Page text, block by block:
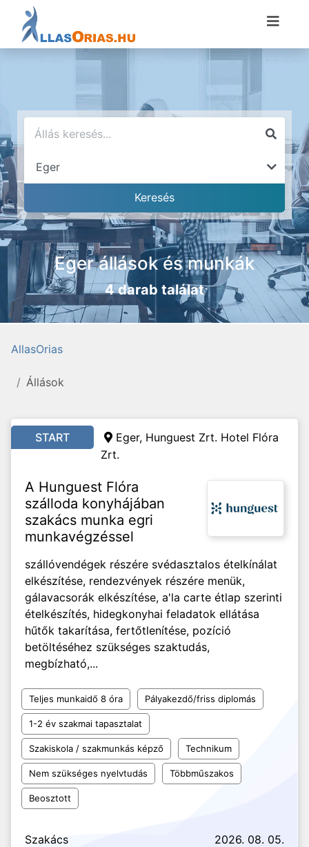
Eger állások és munkák
4 darab találat
AllasOrias
Állások
START
Eger, Hunguest Zrt. Hotel Flóra
Zrt.
A Hunguest Flóra
szálloda konyhájában
szakács munka egri
munkavégzéssel
szállóvendégek részére svédasztalos ételkínálat
elkészítése, rendezvények részére menük,
gálavacsorák elkészítése, a'la carte étlap szerinti
ételkészítés, hidegkonyhai feladatok ellátása
hűtők takarítása, fertőtlenítése, pozíció
betöltéséhez szükséges szaktudás,
megbízható,...
Teljes munkaidő 8 óra Pályakezdő/friss diplomás
1-2 év szakmai tapasztalat
Szakiskola / szakmunkás képző Technikum
Nem szükséges nyelvtudás Többműszakos
Beosztott
Szakács 2026. 08. 05.